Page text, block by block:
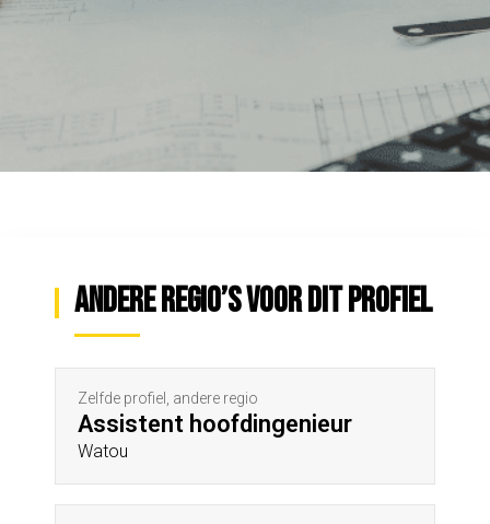
Andere regio’s voor dit profiel
Zelfde profiel, andere regio
Assistent hoofdingenieur
Watou